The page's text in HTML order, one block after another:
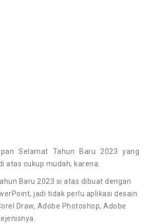
Selamat Tahun Baru 2023 yang
atas cukup mudah, karena:
Baru 2023 si atas dibuat dengan
jadi tidak perlu aplikasi desain
Draw, Adobe Photoshop, Adobe